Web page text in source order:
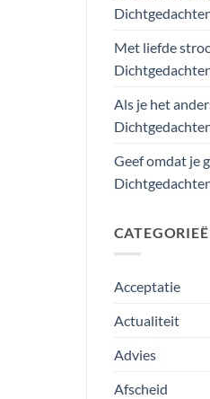
Met liefde
Als je het
Geef omdat je
Acceptatie
Actualiteit
Advies
Afscheid